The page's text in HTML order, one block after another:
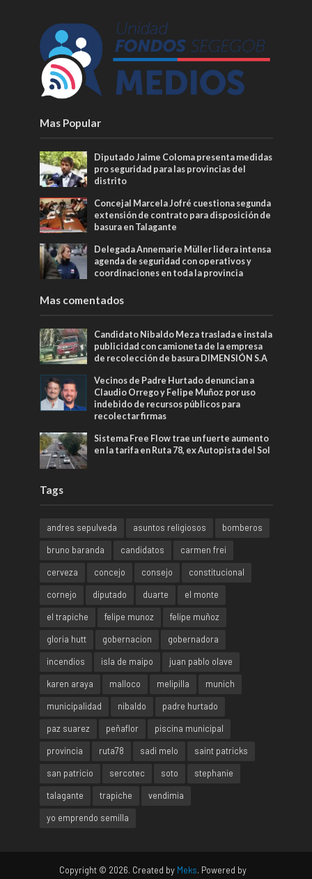
Mas Popular
Diputado Jaime Coloma presenta medidas
pro seguridad para las provincias del
distrito
Concejal Marcela Jofré cuestiona segunda
extensión de contrato para disposición de
basura en Talagante
Delegada Annemarie Müller lidera intensa
agenda de seguridad con operativos y
coordinaciones en toda la provincia
Mas comentados
Candidato Nibaldo Meza traslada e instala
publicidad con camioneta de la empresa
de recolección de basura DIMENSIÓN S.A
Vecinos de Padre Hurtado denuncian a
Claudio Orrego y Felipe Muñoz por uso
indebido de recursos públicos para
recolectar firmas
Sistema Free Flow trae un fuerte aumento
en la tarifa en Ruta 78, ex Autopista del Sol
Tags
andres sepulveda asuntos religiosos
bomberos
bruno baranda
candidatos
carmen frei
cerveza
concejo consejo
constitucional
cornejo
diputado duarte
el monte
el trapiche
felipe munoz
felipe muñoz
gloria hutt
gobernacion
gobernadora
incendios
isla de maipo
juan pablo olave
karen araya
malloco melipilla
munich
municipalidad
nibaldo
padre hurtado
paz suarez
peñaflor
piscina municipal
provincia
ruta78 sadi melo
saint patricks
san patricio
sercotec soto
stephanie
talagante
trapiche
vendimia
yo emprendo semilla
Copyright © 2026. Created by Meks. Powered by